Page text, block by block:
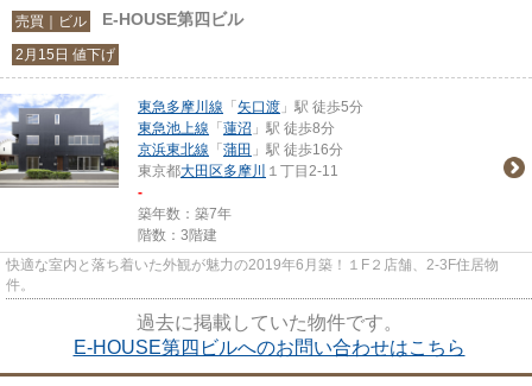
売買｜ビル E-HOUSE第四ビル
2月15日 値下げ
東急多摩川線 「 矢口渡 」駅 徒歩5分
東急池上線 「 蓮沼 」駅 徒歩8分
京浜東北線 「 蒲田 」駅 徒歩16分
東京都大田区多摩川 １丁目2-11
-
築年数：築7年
階数：3階建
快適な室内と落ち着いた外観が魅力の2019年6月築！１F２店舗、2-3F住居物
件。
過去に掲載していた物件です。
E-HOUSE第四ビルへのお問い合わせはこちら